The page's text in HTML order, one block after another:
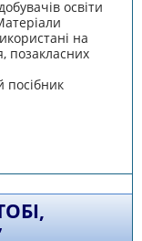
освіти
на
позакласних
посібник
виборі майбутньої
освіти